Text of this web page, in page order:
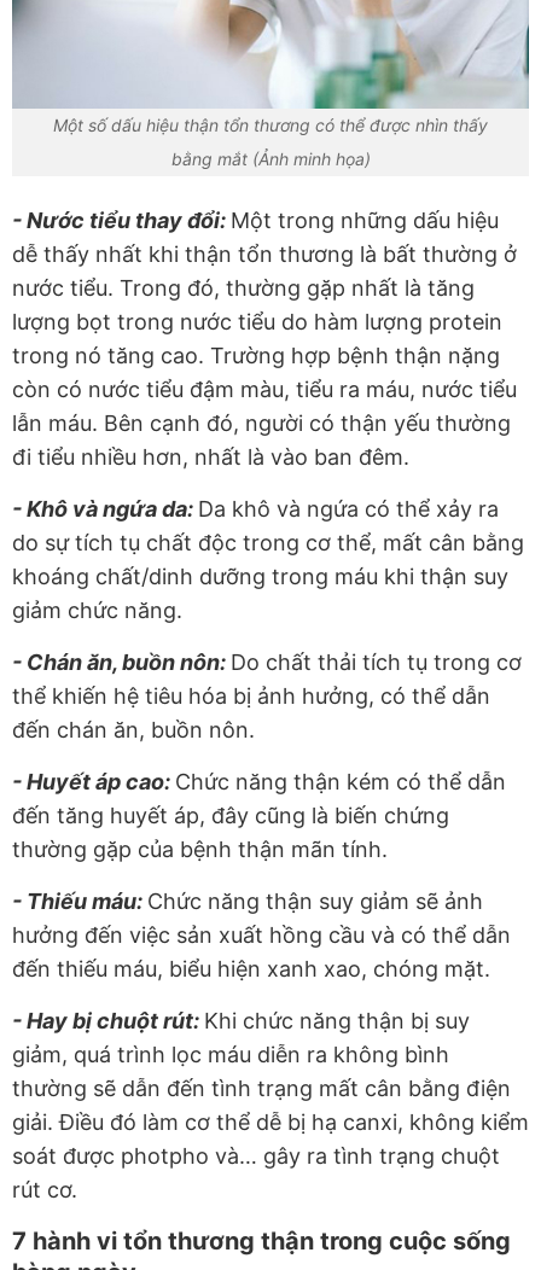
Một số dấu hiệu thận tổn thương có thể được nhìn thấy
bằng mắt (Ảnh minh họa)
- Nước tiểu thay đổi: Một trong những dấu hiệu
dễ thấy nhất khi thận tổn thương là bất thường ở
nước tiểu. Trong đó, thường gặp nhất là tăng
lượng bọt trong nước tiểu do hàm lượng protein
trong nó tăng cao. Trường hợp bệnh thận nặng
còn có nước tiểu đậm màu, tiểu ra máu, nước tiểu
lẫn máu. Bên cạnh đó, người có thận yếu thường
đi tiểu nhiều hơn, nhất là vào ban đêm.
- Khô và ngứa da: Da khô và ngứa có thể xảy ra
do sự tích tụ chất độc trong cơ thể, mất cân bằng
khoáng chất/dinh dưỡng trong máu khi thận suy
giảm chức năng.
- Chán ăn, buồn nôn: Do chất thải tích tụ trong cơ
thể khiến hệ tiêu hóa bị ảnh hưởng, có thể dẫn
đến chán ăn, buồn nôn.
- Huyết áp cao: Chức năng thận kém có thể dẫn
đến tăng huyết áp, đây cũng là biến chứng
thường gặp của bệnh thận mãn tính.
- Thiếu máu: Chức năng thận suy giảm sẽ ảnh
hưởng đến việc sản xuất hồng cầu và có thể dẫn
đến thiếu máu, biểu hiện xanh xao, chóng mặt.
- Hay bị chuột rút: Khi chức năng thận bị suy
giảm, quá trình lọc máu diễn ra không bình
thường sẽ dẫn đến tình trạng mất cân bằng điện
giải. Điều đó làm cơ thể dễ bị hạ canxi, không kiểm
soát được photpho và… gây ra tình trạng chuột
rút cơ.
7 hành vi tổn thương thận trong cuộc sống